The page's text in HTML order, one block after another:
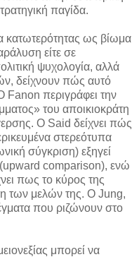
παγίδα.
κατωτερότητας ως βίωμα
είτε σε
ψυχολογία, αλλά
δείχνουν πώς αυτό
Fanon περιγράφει την
του αποικιοκράτη
Ο Said δείχνει πώς
στερεότυπα
σύγκριση) εξηγεί
(upward comparison), ενώ
πως το κύρος της
των μελών της. Ο Jung,
που ριζώνουν στο
μπορεί να